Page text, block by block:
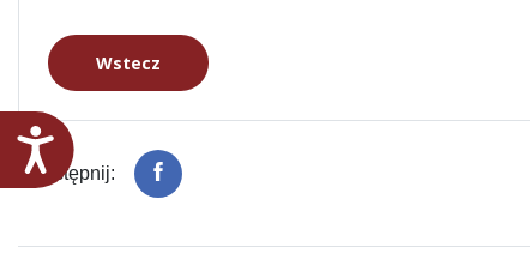
Dostępność
Wstecz
Udostępnij: